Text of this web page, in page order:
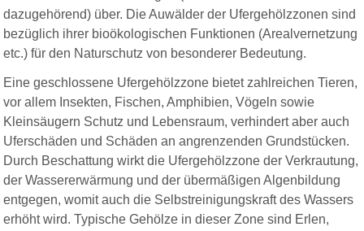
dazugehörend) über. Die Auwälder der Ufergehölzzonen sind
bezüglich ihrer bioökologischen Funktionen (Arealvernetzung
etc.) für den Naturschutz von besonderer Bedeutung.
Eine geschlossene Ufergehölzzone bietet zahlreichen Tieren,
vor allem Insekten, Fischen, Amphibien, Vögeln sowie
Kleinsäugern Schutz und Lebensraum, verhindert aber auch
Uferschäden und Schäden an angrenzenden Grundstücken.
Durch Beschattung wirkt die Ufergehölzzone der Verkrautung,
der Wassererwärmung und der übermäßigen Algenbildung
entgegen, womit auch die Selbstreinigungskraft des Wassers
erhöht wird. Typische Gehölze in dieser Zone sind Erlen,